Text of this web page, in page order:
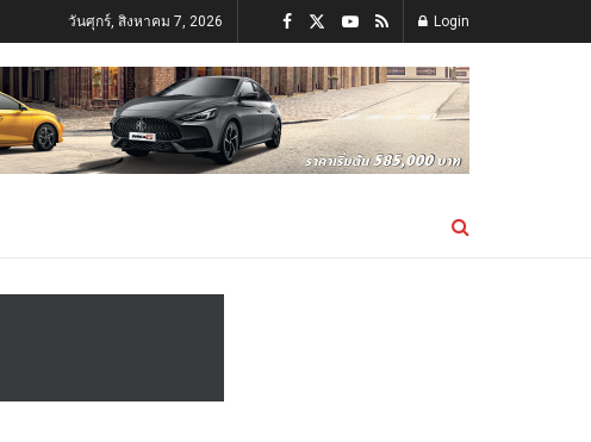
วันศุกร์, สิงหาคม 7, 2026 Login